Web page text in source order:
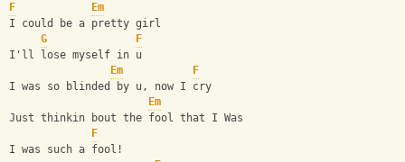
F
Em
I could be a pretty girl
G
F
I'll lose myself in u
Em
F
I was so blinded by u, now I cry
Em
Just thinkin bout the fool that I Was
F
I was such a fool!